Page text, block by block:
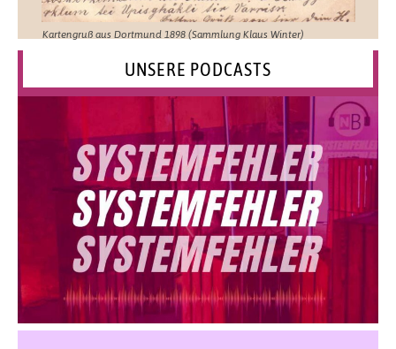
Kartengruß aus Dortmund 1898 (Sammlung Klaus Winter)
UNSERE PODCASTS